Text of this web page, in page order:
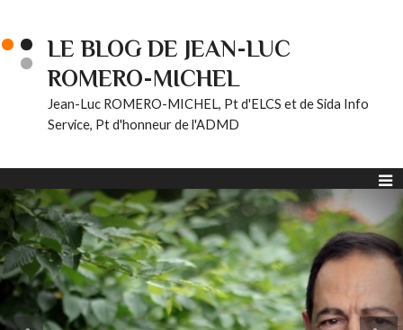
LE BLOG DE JEAN-LUC
ROMERO-MICHEL
Jean-Luc ROMERO-MICHEL, Pt d'ELCS et de Sida Info
Service, Pt d'honneur de l'ADMD